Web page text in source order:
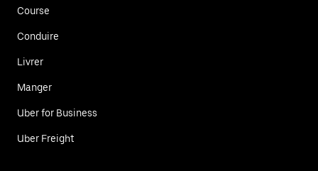
Course
Conduire
Livrer
Manger
Uber for Business
Uber Freight